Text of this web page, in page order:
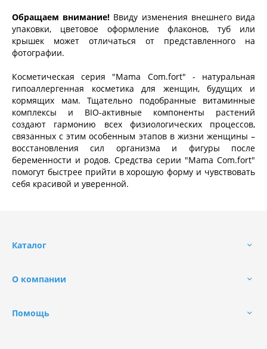
Обращаем внимание! Ввиду изменения внешнего вида
упаковки, цветовое оформление флаконов, туб или
крышек может отличаться от представленного на
фотографии.
Косметическая серия "Mama Com.fort" - натуральная
гипоаллергенная косметика для женщин, будущих и
кормящих мам. Тщательно подобранные витаминные
комплексы и BIO-активные компоненты растений
создают гармонию всех физиологических процессов,
связанных с этим особенным этапов в жизни женщины –
восстановления сил организма и фигуры после
беременности и родов. Средства серии "Mama Com.fort"
помогут быстрее прийти в хорошую форму и чувствовать
себя красивой и уверенной.
Каталог
О компании
Помощь